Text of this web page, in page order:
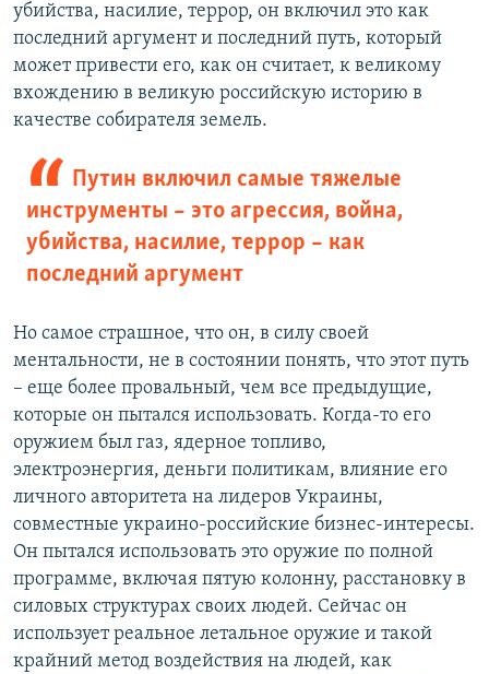
убийства, насилие, террор, он включил это как
последний аргумент и последний путь, который
может привести его, как он считает, к великому
вхождению в великую российскую историю в
качестве собирателя земель.
Путин включил самые тяжелые
инструменты – это агрессия, война,
убийства, насилие, террор – как
последний аргумент
Но самое страшное, что он, в силу своей
ментальности, не в состоянии понять, что этот путь
– еще более провальный, чем все предыдущие,
которые он пытался использовать. Когда-то его
оружием был газ, ядерное топливо,
электроэнергия, деньги политикам, влияние его
личного авторитета на лидеров Украины,
совместные украино-российские бизнес-интересы.
Он пытался использовать это оружие по полной
программе, включая пятую колонну, расстановку в
силовых структурах своих людей. Сейчас он
использует реальное летальное оружие и такой
крайний метод воздействия на людей, как